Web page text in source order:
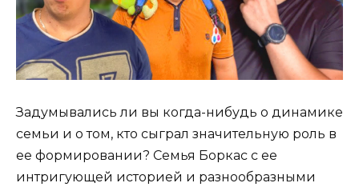
Задумывались ли вы когда-нибудь о динамике
семьи и о том, кто сыграл значительную роль в
ее формировании? Семья Боркас с ее
интригующей историей и разнообразными